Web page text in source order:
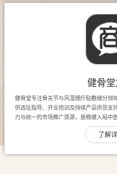
健骨
健骨堂专注骨关节与风湿理疗贴敷细分领
供选址指导、开业培训及持续产品供货支
力与统一的市场推广资源，是稳健入局中
了解